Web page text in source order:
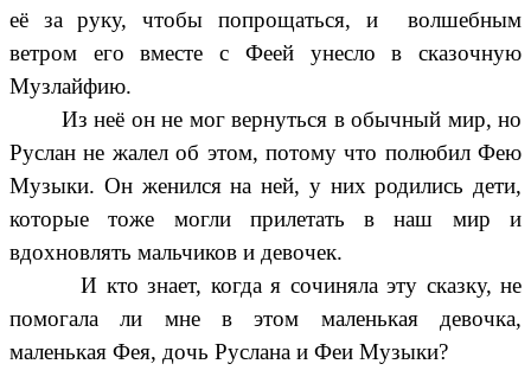
её за руку, чтобы попрощаться, и волшебным
ветром его вместе с Феей унесло в сказочную
Музлайфию.
Из неё он не мог вернуться в обычный мир, но
Руслан не жалел об этом, потому что полюбил Фею
Музыки. Он женился на ней, у них родились дети,
которые тоже могли прилетать в наш мир и
вдохновлять мальчиков и девочек.
И кто знает, когда я сочиняла эту сказку, не
помогала ли мне в этом маленькая девочка,
маленькая Фея, дочь Руслана и Феи Музыки?